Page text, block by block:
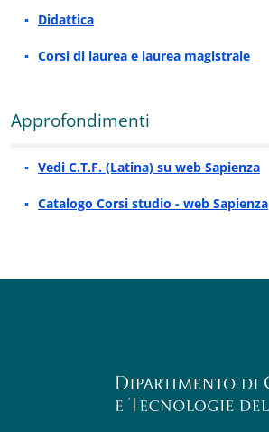
Didattica
Corsi di laurea e laurea magistrale
Approfondimenti
Vedi C.T.F. (Latina) su web Sapienza
Catalogo Corsi studio - web Sapienza